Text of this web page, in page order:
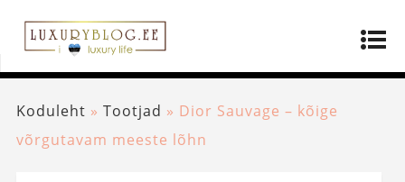
Koduleht » Tootjad » Dior Sauvage – kõige
võrgutavam meeste lõhn